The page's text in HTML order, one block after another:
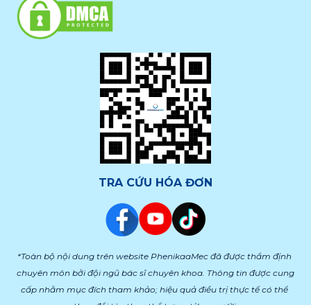
TRA CỨU HÓA ĐƠN
*Toàn bộ nội dung trên website PhenikaaMec đã được thẩm định
chuyên môn bởi đội ngũ bác sĩ chuyên khoa. Thông tin được cung
cấp nhằm mục đích tham khảo; hiệu quả điều trị thực tế có thể